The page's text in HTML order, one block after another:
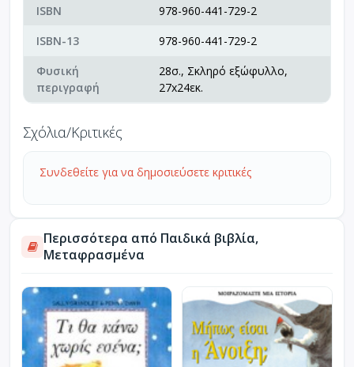
ISBN
978-960-441-729-2
ISBN-13
978-960-441-729-2
Φυσική
περιγραφή
28σ., Σκληρό εξώφυλλο,
27x24εκ.
Σχόλια/Κριτικές
Συνδεθείτε για να δημοσιεύσετε κριτικές
Περισσότερα από Παιδικά βιβλία,
Μεταφρασμένα